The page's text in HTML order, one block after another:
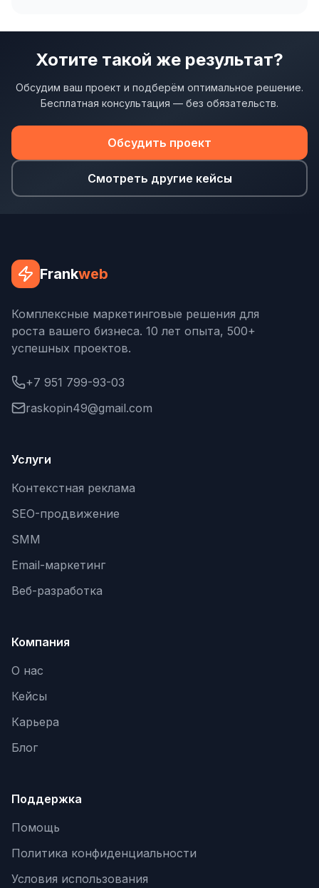
Хотите такой же результат?
Обсудим ваш проект и подберём оптимальное решение.
Бесплатная консультация — без обязательств.
Обсудить проект
Смотреть другие кейсы
Frankweb
Комплексные маркетинговые решения для
роста вашего бизнеса. 10 лет опыта, 500+
успешных проектов.
+7 951 799-93-03
raskopin49@gmail.com
Услуги
Контекстная реклама
SEO-продвижение
SMM
Email-маркетинг
Веб-разработка
Компания
О нас
Кейсы
Карьера
Блог
Поддержка
Помощь
Политика конфиденциальности
Условия использования